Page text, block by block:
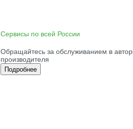
Сервисы по всей России
Обращайтесь за обслуживанием в
производителя
Подробнее